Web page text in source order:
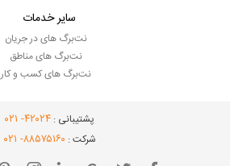
سایر خدمات
نت‌برگ های در جریان
نت‌برگ های مناطق
نت‌برگ های کسب و کار
پشتیبانی : ۴۲۰۲۴- ۰۲۱
شرکت : ۸۸۵۷۵۱۶۰- ۰۲۱